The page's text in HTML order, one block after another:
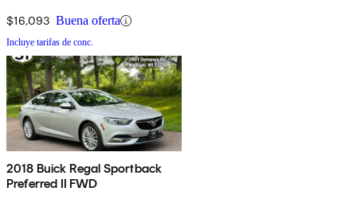
$16,093 Buena oferta
Incluye tarifas de conc.
2018 Buick Regal Sportback
Preferred II FWD